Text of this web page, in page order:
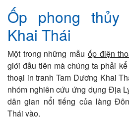
Ốp phong thủy
Khai Thái
Một trong những mẫu ốp điện
giới đầu tiên mà chúng ta phải
thoại in tranh Tam Dương Khai
nhóm nghiên cứu ứng dụng Địa
dân gian nổi tiếng của làng
Thái vào.